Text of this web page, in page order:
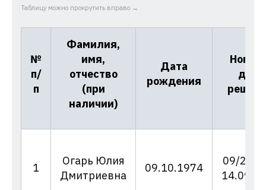
Таблицу можно прокрутить вправо →
№
п/
п
Фамилия,
имя,
отчество
(при
наличии)
Дата
рождения
Номер
дата
1
Огарь Юлия
Дмитриевна
09.10.1974
09/23-д